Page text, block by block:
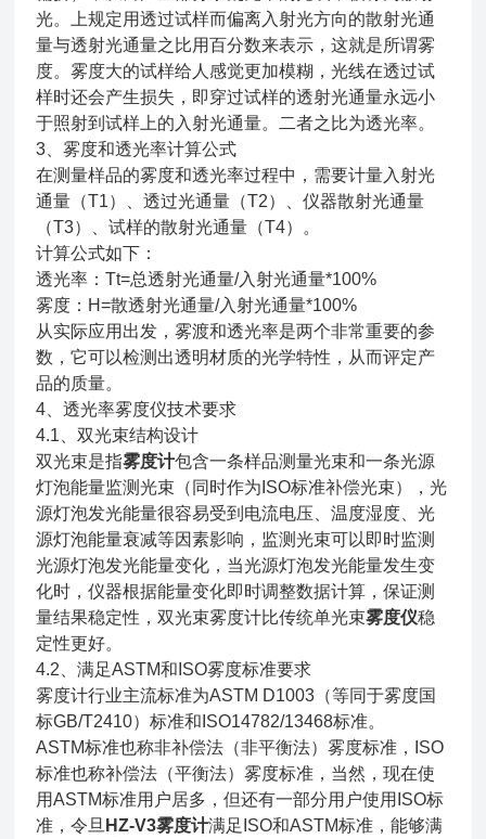
光。上规定用透过试样而偏离入射光方向的散射光通
量与透射光通量之比用百分数来表示，这就是所谓雾
度。雾度大的试样给人感觉更加模糊，光线在透过试
样时还会产生损失，即穿过试样的透射光通量永远小
于照射到试样上的入射光通量。二者之比为透光率。
3、雾度和透光率计算公式
在测量样品的雾度和透光率过程中，需要计量入射光
通量（T1）、透过光通量（T2）、仪器散射光通量
（T3）、试样的散射光通量（T4）。
计算公式如下：
透光率：Tt=总透射光通量/入射光通量*100%
雾度：H=散透射光通量/入射光通量*100%
从实际应用出发，雾渡和透光率是两个非常重要的参
数，它可以检测出透明材质的光学特性，从而评定产
品的质量。
4、透光率雾度仪技术要求
4.1、双光束结构设计
双光束是指雾度计包含一条样品测量光束和一条光源
灯泡能量监测光束（同时作为ISO标准补偿光束），光
源灯泡发光能量很容易受到电流电压、温度湿度、光
源灯泡能量衰减等因素影响，监测光束可以即时监测
光源灯泡发光能量变化，当光源灯泡发光能量发生变
化时，仪器根据能量变化即时调整数据计算，保证测
量结果稳定性，双光束雾度计比传统单光束雾度仪稳
定性更好。
4.2、满足ASTM和ISO雾度标准要求
雾度计行业主流标准为ASTM D1003（等同于雾度国
标GB/T2410）标准和ISO14782/13468标准。
ASTM标准也称非补偿法（非平衡法）雾度标准，ISO
标准也称补偿法（平衡法）雾度标准，当然，现在使
用ASTM标准用户居多，但还有一部分用户使用ISO标
准，令旦 HZ-V3雾度计满足ISO和ASTM标准，能够满